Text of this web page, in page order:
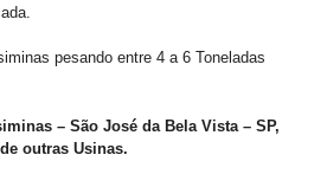
pesando entre 4 a 6 Toneladas
– São José da Bela Vista – SP,
outras Usinas.